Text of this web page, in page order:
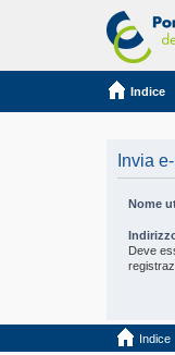
Indice
Invia
Nome
Deve
Indice